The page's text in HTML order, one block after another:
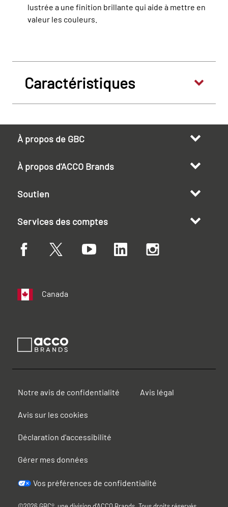
lustrée a une finition brillante qui aide à mettre en
valeur les couleurs.
Caractéristiques
À propos de GBC
À propos d'ACCO Brands
Soutien
Services des comptes
Canada
Notre avis de confidentialité Avis légal
Avis sur les cookies
Déclaration d'accessibilité
Gérer mes données
Vos préférences de confidentialité